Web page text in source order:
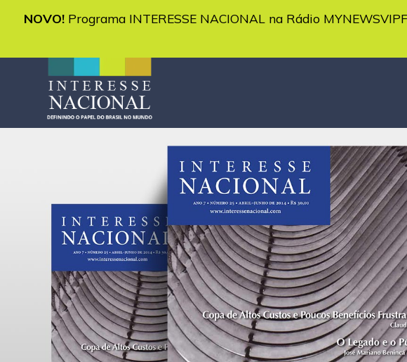
NOVO! Programa INTERESSE NACIONAL na Rádio